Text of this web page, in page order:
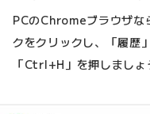
PCのChromeブラウザな
クをクリックし、「履歴
「Ctrl+H」を押しましょ